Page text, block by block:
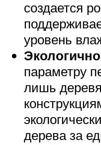
создается
уровень
параметру
лишь
дерева за